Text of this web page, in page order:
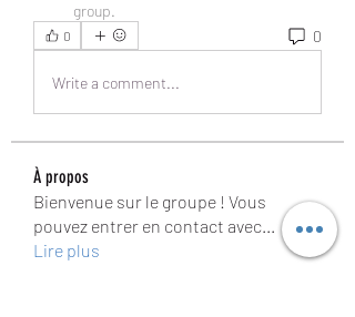
group.
0 0
Write a comment...
À propos
Bienvenue sur le groupe ! Vous
pouvez entrer en contact avec...
Lire plus